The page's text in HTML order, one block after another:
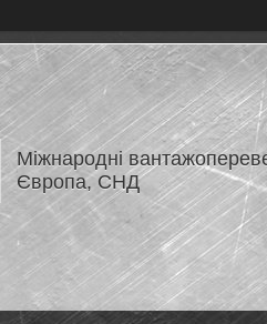
Міжнародні
Європа, СНД